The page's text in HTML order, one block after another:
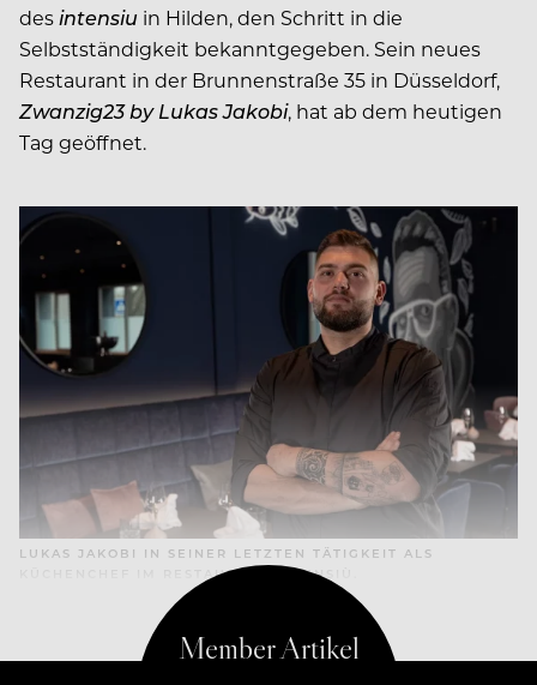
desintensiu in Hilden, den Schritt in die
Selbstständigkeit bekanntgegeben. Sein neues
Restaurant in der Brunnenstraße 35 in Düsseldorf,
Zwanzig23 by Lukas Jakobi, hat ab dem heutigen
Tag geöffnet.
LUKAS JAKOBI IN SEINER LETZTEN TÄTIGKEIT ALS
KÜCHENCHEF IM RESTAURANT INTENSIÙ.